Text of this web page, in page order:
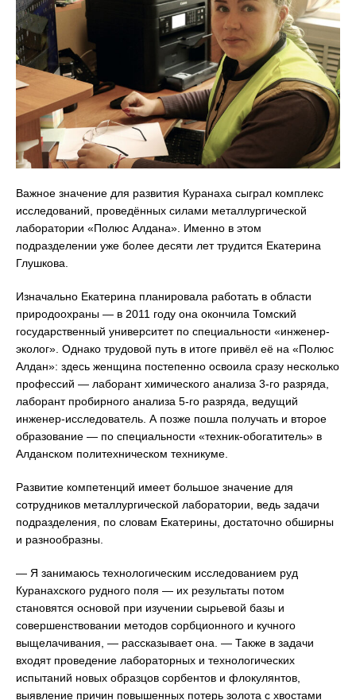
Важное значение для развития Куранаха сыграл комплекс
исследований, проведённых силами металлургической
лаборатории «Полюс Алдана». Именно в этом
подразделении уже более десяти лет трудится Екатерина
Глушкова.
Изначально Екатерина планировала работать в области
природоохраны — в 2011 году она окончила Томский
государственный университет по специальности «инженер-
эколог». Однако трудовой путь в итоге привёл её на «Полюс
Алдан»: здесь женщина постепенно освоила сразу несколько
профессий — лаборант химического анализа 3-го разряда,
лаборант пробирного анализа 5-го разряда, ведущий
инженер-исследователь. А позже пошла получать и второе
образование — по специальности «техник-обогатитель» в
Алданском политехническом техникуме.
Развитие компетенций имеет большое значение для
сотрудников металлургической лаборатории, ведь задачи
подразделения, по словам Екатерины, достаточно обширны
и разнообразны.
— Я занимаюсь технологическим исследованием руд
Куранахского рудного поля — их результаты потом
становятся основой при изучении сырьевой базы и
совершенствовании методов сорбционного и кучного
выщелачивания, — рассказывает она. — Также в задачи
входят проведение лабораторных и технологических
испытаний новых образцов сорбентов и флокулянтов,
выявление причин повышенных потерь золота с хвостами